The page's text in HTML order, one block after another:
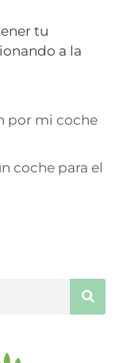
tu
a la
por mi coche
coche para el